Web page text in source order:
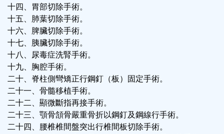
十四、胃部切除手術。
十五、肺葉切除手術。
十六、脾臟切除手術。
十七、胰臟切除手術。
十八、尿毒症洗腎手術。
十九、胸腔手術。
二十、脊柱側彎矯正行鋼釘（板）固定手術。
二十一、骨髓移植手術。
二十二、顯微斷指再接手術。
二十三、顎骨頷骨嚴重骨折以鋼釘及鋼線行手術。
二十四、腰椎椎間盤突出行椎間板切除手術。